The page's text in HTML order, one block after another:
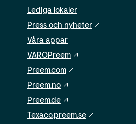
Lediga lokaler
Press och nyheter
Våra appar
VAROPreem
Preem.com
Preem.no
Preem.de
Texaco.preem.se